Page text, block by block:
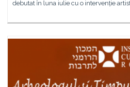
debutat în luna iulie cu o intervenție